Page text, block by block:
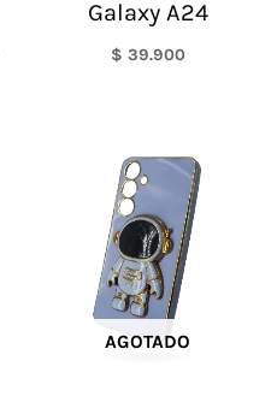
Galaxy A24
$ 39.900
AGOTADO